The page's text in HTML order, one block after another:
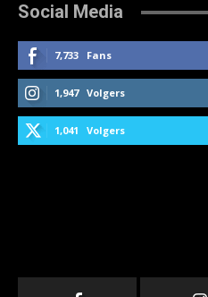
Social Media
7,733 Fans
1,947 Volgers
1,041 Volgers